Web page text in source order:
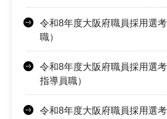
令和8年度大阪府職員採用選
職）
令和8年度大阪府職員採用選
指導員職）
令和8年度大阪府職員採用選